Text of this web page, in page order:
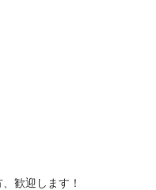
歓迎します！